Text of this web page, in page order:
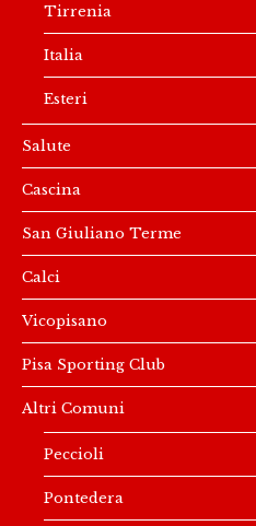
Tirrenia
Italia
Esteri
Salute
Cascina
San Giuliano Terme
Calci
Vicopisano
Pisa Sporting Club
Altri Comuni
Peccioli
Pontedera